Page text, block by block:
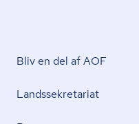
Bliv en del af AOF
Lands­se­kre­ta­ri­at